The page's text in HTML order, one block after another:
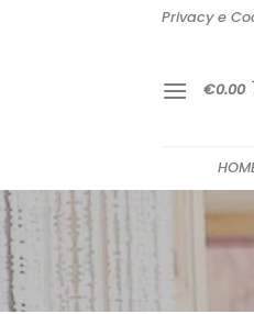
Privacy e
€0.00